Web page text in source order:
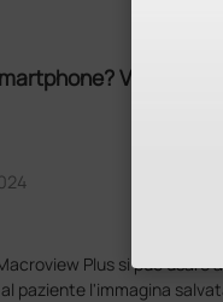
Va bene
Plus si può
paziente l'immagina